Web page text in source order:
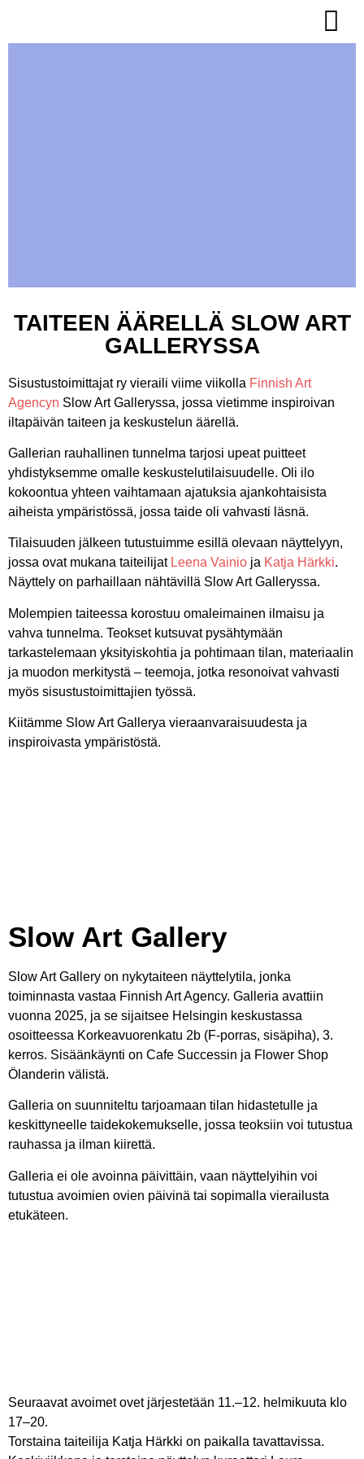
TAITEEN ÄÄRELLÄ SLOW ART
GALLERYSSA
Sisustustoimittajat ry vieraili viime viikolla Finnish Art
Agencyn Slow Art Galleryssa, jossa vietimme inspiroivan
iltapäivän taiteen ja keskustelun äärellä.
Gallerian rauhallinen tunnelma tarjosi upeat puitteet
yhdistyksemme omalle keskustelutilaisuudelle. Oli ilo
kokoontua yhteen vaihtamaan ajatuksia ajankohtaisista
aiheista ympäristössä, jossa taide oli vahvasti läsnä.
Tilaisuuden jälkeen tutustuimme esillä olevaan näyttelyyn,
jossa ovat mukana taiteilijat Leena Vainio ja Katja Härkki.
Näyttely on parhaillaan nähtävillä Slow Art Galleryssa.
Molempien taiteessa korostuu omaleimainen ilmaisu ja
vahva tunnelma. Teokset kutsuvat pysähtymään
tarkastelemaan yksityiskohtia ja pohtimaan tilan, materiaalin
ja muodon merkitystä – teemoja, jotka resonoivat vahvasti
myös sisustustoimittajien työssä.
Kiitämme Slow Art Gallerya vieraanvaraisuudesta ja
inspiroivasta ympäristöstä.
Slow Art Gallery
Slow Art Gallery on nykytaiteen näyttelytila, jonka
toiminnasta vastaa Finnish Art Agency. Galleria avattiin
vuonna 2025, ja se sijaitsee Helsingin keskustassa
osoitteessa Korkeavuorenkatu 2b (F-porras, sisäpiha), 3.
kerros. Sisäänkäynti on Cafe Successin ja Flower Shop
Ölanderin välistä.
Galleria on suunniteltu tarjoamaan tilan hidastetulle ja
keskittyneelle taidekokemukselle, jossa teoksiin voi tutustua
rauhassa ja ilman kiirettä.
Galleria ei ole avoinna päivittäin, vaan näyttelyihin voi
tutustua avoimien ovien päivinä tai sopimalla vierailusta
etukäteen.
Seuraavat avoimet ovet järjestetään 11.–12. helmikuuta klo
17–20.
Torstaina taiteilija Katja Härkki on paikalla tavattavissa.